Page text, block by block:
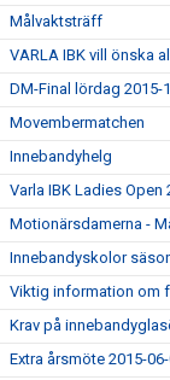
Målvaktsträff
VARLA IBK vill önska
DM-Final lördag 2015-
Movembermatchen
Innebandyhelg
Varla IBK Ladies Open
Motionärsdamerna -
Innebandyskolor
Viktig information om
Krav på
Extra årsmöte 2015-